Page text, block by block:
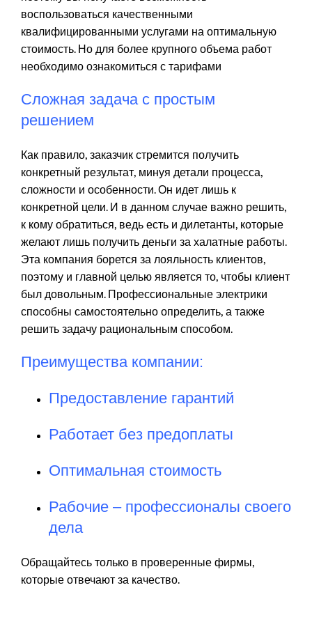
воспользоваться качественными
квалифицированными услугами на оптимальную
стоимость. Но для более крупного объема работ
необходимо ознакомиться с тарифами
Сложная задача с простым
решением
Как правило, заказчик стремится получить
конкретный результат, минуя детали процесса,
сложности и особенности. Он идет лишь к
конкретной цели. И в данном случае важно решить,
к кому обратиться, ведь есть и дилетанты, которые
желают лишь получить деньги за халатные работы.
Эта компания борется за лояльность клиентов,
поэтому и главной целью является то, чтобы клиент
был довольным. Профессиональные электрики
способны самостоятельно определить, а также
решить задачу рациональным способом.
Преимущества компании:
Предоставление гарантий
Работает без предоплаты
Оптимальная стоимость
Рабочие – профессионалы своего
дела
Обращайтесь только в проверенные фирмы,
которые отвечают за качество.